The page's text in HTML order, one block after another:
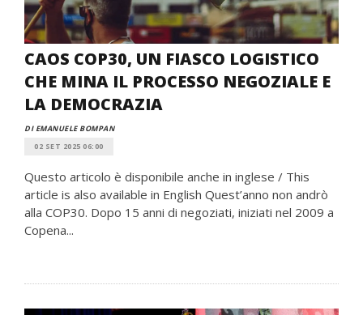
CAOS COP30, UN FIASCO LOGISTICO
CHE MINA IL PROCESSO NEGOZIALE E
LA DEMOCRAZIA
DI EMANUELE BOMPAN
02 SET 2025 06:00
Questo articolo è disponibile anche in inglese / This
article is also available in English Quest’anno non andrò
alla COP30. Dopo 15 anni di negoziati, iniziati nel 2009 a
Copena...